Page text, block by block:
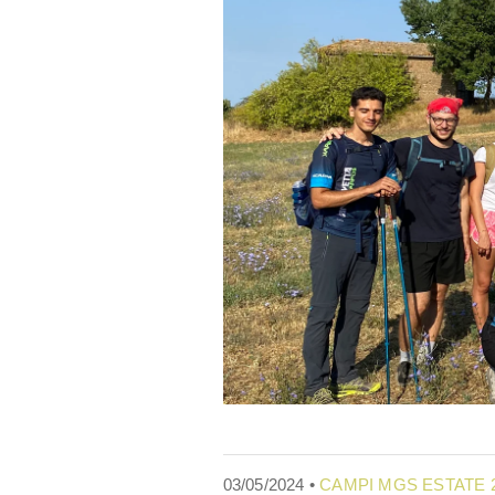
03/05/2024 •CAMPI MGS ESTATE